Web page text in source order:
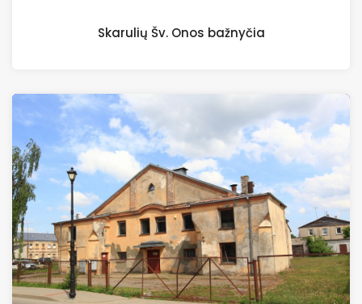
Skarulių Šv. Onos bažnyčia